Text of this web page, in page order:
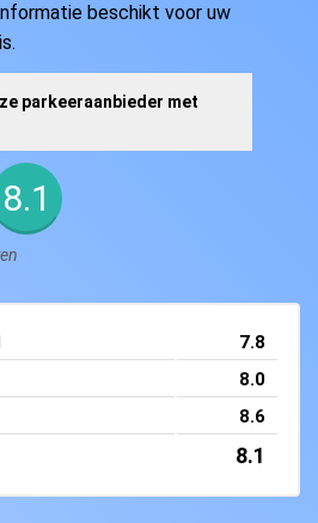
beschikt voor uw
parkeeraanbieder met
8.1
7.8
8.0
8.6
8.1